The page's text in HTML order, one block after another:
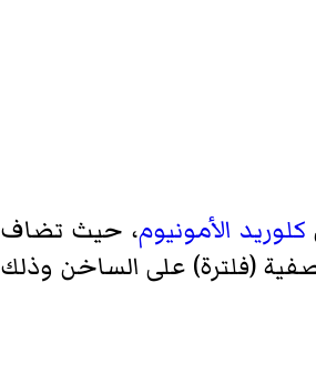
كلوريد الأمونيوم، حيث تضاف
(فلترة) على الساخن وذلك